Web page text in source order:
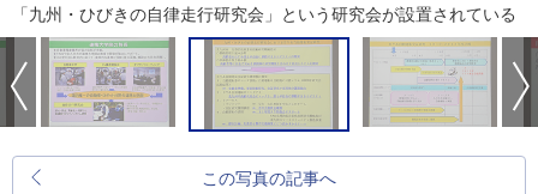
「九州・ひびきの自律走行研究会」という研究会が設置されている
この写真の記事へ